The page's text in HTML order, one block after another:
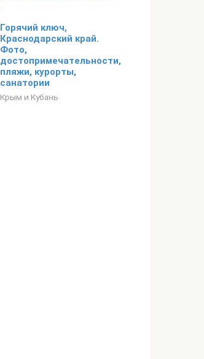
Горячий ключ,
Краснодарский край.
Фото,
достопримечательности,
пляжи, курорты,
санатории
Крым и Кубань